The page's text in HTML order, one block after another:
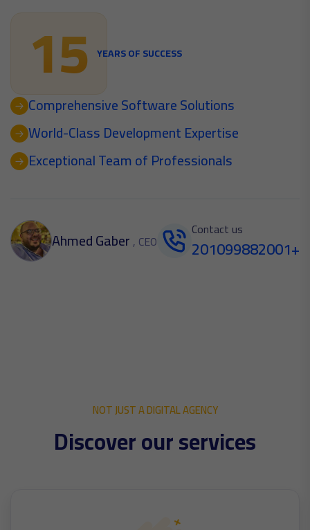
Our mission is to help businesses leverage technology to
increase efficiency, improve customer experiences, and drive
sustainable growth through innovative digital solutions.
15 YEARS OF SUCCESS
Comprehensive Software Solutions
World-Class Development Expertise
Exceptional Team of Professionals
Ahmed Gaber , CEO
Contact us
201099882001+
NOT JUST A DIGITAL AGENCY
Discoverourservices